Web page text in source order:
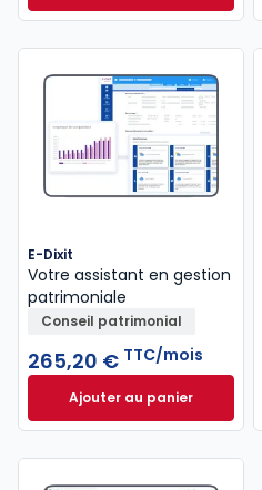
E-Dixit
Votre assistant en gestion
patrimoniale
Conseil patrimonial
265,20 € TTC/mois
Ajouter au panier
E-Dixit à 265,20 €